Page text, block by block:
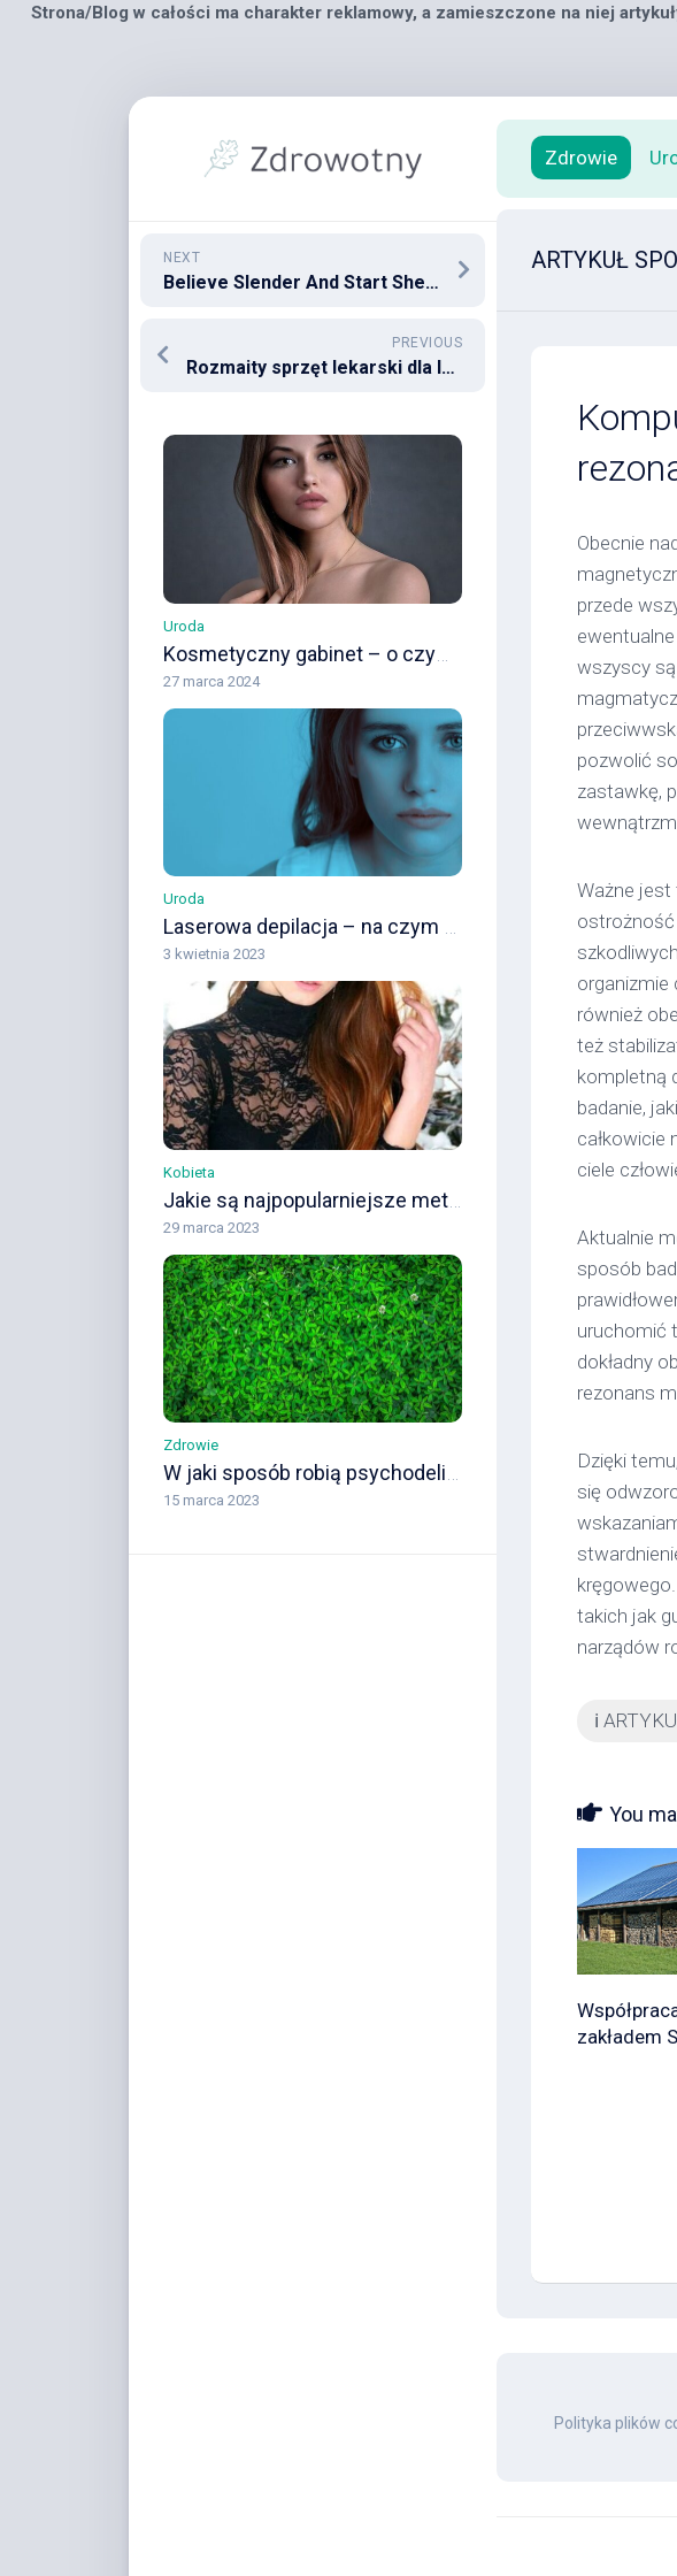
Strona/Blog w całości ma charakter reklamowy, a zamieszczone na niej
NEXT
Believe Slender And Start Shedding Weight Today
PREVIOUS
Rozmaity sprzęt lekarski dla lekarzy z określonych specjalizacji
Uroda
27 marca 2024
Uroda
3 kwietnia 2023
Kobieta
29 marca 2023
Zdrowie
15 marca 2023
Zdrowie
ARTYKUŁ
Obecnie
przede
wszyscy
pozwolić
zastawkę,
Ważne jest
ostrożność
organizmie
również
też
kompletną
badanie,
całkowicie
ciele
Aktualnie
sposób
uruchomić
dokładny
rezonans
Dzięki
się
takich jak
narządów
ℹ️
You
zakładem
Polityka plików